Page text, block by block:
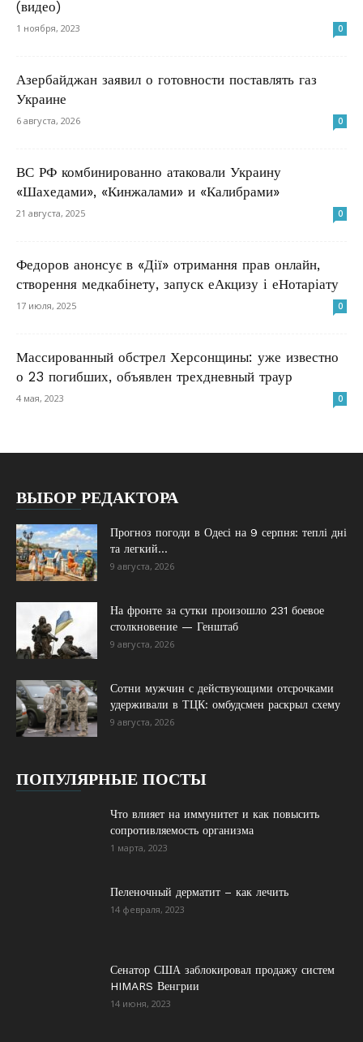
(видео)
1 ноября, 2023 0
Азербайджан заявил о готовности поставлять газ
Украине
6 августа, 2026 0
ВС РФ комбинированно атаковали Украину
«Шахедами», «Кинжалами» и «Калибрами»
21 августа, 2025 0
Федоров анонсує в «Дії» отримання прав онлайн,
створення медкабінету, запуск еАкцизу і еНотаріату
17 июля, 2025 0
Массированный обстрел Херсонщины: уже известно
о 23 погибших, объявлен трехдневный траур
4 мая, 2023 0
ВЫБОР РЕДАКТОРА
Прогноз погоди в Одесі на 9 серпня: теплі дні
та легкий...
9 августа, 2026
На фронте за сутки произошло 231 боевое
столкновение — Генштаб
9 августа, 2026
Сотни мужчин с действующими отсрочками
удерживали в ТЦК: омбудсмен раскрыл схему
9 августа, 2026
ПОПУЛЯРНЫЕ ПОСТЫ
Что влияет на иммунитет и как повысить
сопротивляемость организма
1 марта, 2023
Пеленочный дерматит – как лечить
14 февраля, 2023
Сенатор США заблокировал продажу систем
HIMARS Венгрии
14 июня, 2023